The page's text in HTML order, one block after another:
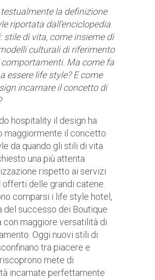
la definizione
riportata dall’enciclopedia
stile di vita, come insieme di
culturali di riferimento
comportamenti. Ma come fa
essere life style? E come
incarnare il concetto di
hospitality il design ha
maggiormente il concetto
da quando gli stili di vita
una più attenta
rispetto ai servizi
offerti delle grandi catene.
comparsi i life style hotel,
del successo dei Boutique
con maggiore versatilità di
Oggi nuovi stili di
tra piacere e
mete di
incarnate perfettamente